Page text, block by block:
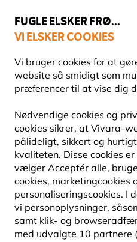
FUGLE ELSKER FRØ...
VI ELSKER COOKIES
Vi bruger cookies for at
website så smidigt som
præferencer til at vise dig
Nødvendige cookies og
cookies sikrer, at Vivara-
pålideligt, sikkert og
kvaliteten. Disse cookies
vælger Acceptér alle,
cookies, marketingcookies
personaliseringscookies. I
vi personoplysninger,
samt klik- og
med udvalgte 10 partnere
Fri fragt